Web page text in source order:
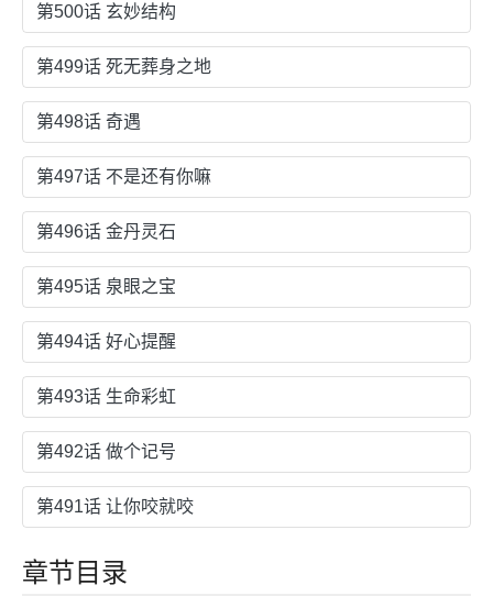
第500话 玄妙结构
第499话 死无葬身之地
第498话 奇遇
第497话 不是还有你嘛
第496话 金丹灵石
第495话 泉眼之宝
第494话 好心提醒
第493话 生命彩虹
第492话 做个记号
第491话 让你咬就咬
章节目录